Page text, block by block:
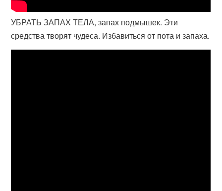
УБРАТЬ ЗАПАХ ТЕЛА, запах подмышек. Эти
средства творят чудеса. Избавиться от пота и запаха.